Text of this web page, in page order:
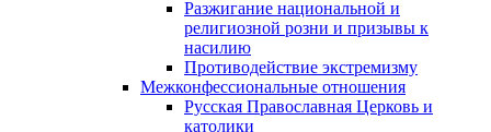
Разжигание национальной и
религиозной розни и призывы к
насилию
Противодействие экстремизму
Межконфессиональные отношения
Русская Православная Церковь и
католики